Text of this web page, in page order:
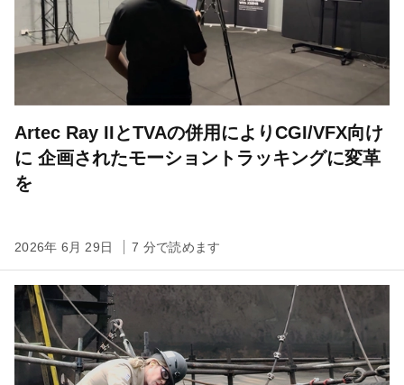
Artec Ray IIとTVAの併用によりCGI/VFX向け
に 企画されたモーショントラッキングに変革
を
2026年 6月 29日 7 分で読めます